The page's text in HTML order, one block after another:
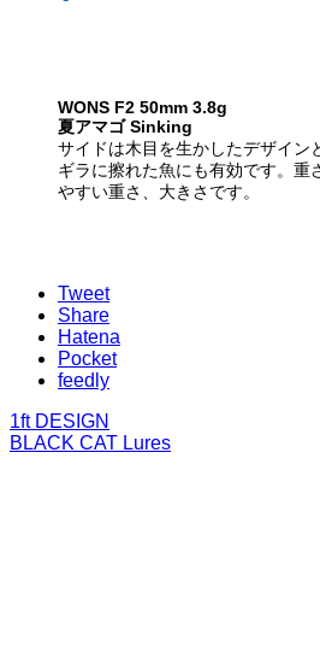
WONS F2 50mm 3.8g
夏アマゴ Sinking
サイドは木目を生かしたデザイン
ギラに擦れた魚にも有効です。
やすい重さ、大きさです。
Tweet
Share
Hatena
Pocket
feedly
1ft DESIGN
BLACK CAT Lures